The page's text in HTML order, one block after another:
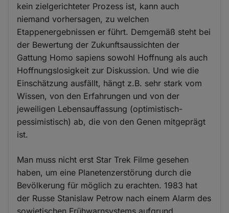
kein zielgerichteter Prozess ist, kann auch
niemand vorhersagen, zu welchen
Etappenergebnissen er führt. Demgemäß steht bei
der Bewertung der Zukunftsaussichten der
Gattung Homo sapiens sowohl Hoffnung als auch
Hoffnungslosigkeit zur Diskussion. Und wie die
Einschätzung ausfällt, hängt z.B. sehr stark vom
Wissen, von den Erfahrungen und von der
jeweiligen Lebensauffassung (optimistisch-
pessimistisch) ab, die von den Genen mitgeprägt
ist.
Man muss nicht erst Star Trek Filme gesehen
haben, um eine Planetenzerstörung durch die
Bevölkerung für möglich zu erachten. 1983 hat
der Russe Stanislaw Petrow nach einem Alarm des
sowjetischen Frühwarnsystems aufgrund